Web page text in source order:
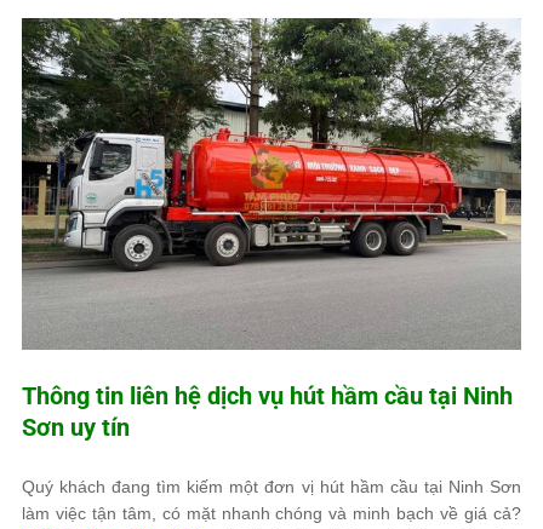
Thông tin liên hệ dịch vụ hút hầm cầu tại Ninh
Sơn uy tín
Quý khách đang tìm kiếm một đơn vị hút hầm cầu tại Ninh Sơn
làm việc tận tâm, có mặt nhanh chóng và minh bạch về giá cả?